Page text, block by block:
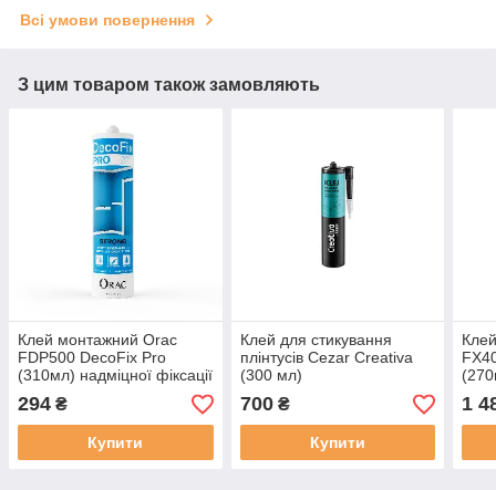
Всі умови повернення
З цим товаром також замовляють
Клей монтажний Orac
FDP500 DecoFix Pro
(310мл) надміцної фіксації
294 ₴
Купити
Клей для стикування
плінтусів Cezar Creativa
(300 мл)
700₴
Купити
1